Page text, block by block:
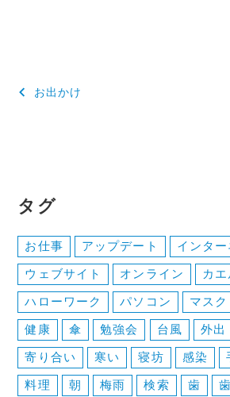
投
ゲ
シ
ョ
ン
お出かけ
タグ
お仕事 アップデート
インター
ウェブサイト
オンライン カエ
ハローワーク
パソコン マスク
健康
傘 勉強会 台風 外出
寄り合い
寒い 寝坊 感染
料理
朝 梅雨 検索 歯